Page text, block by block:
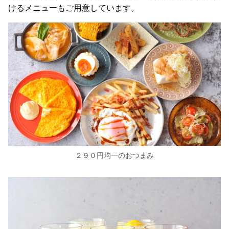
けるメニューもご用意しています。
２９０円均一のおつまみ